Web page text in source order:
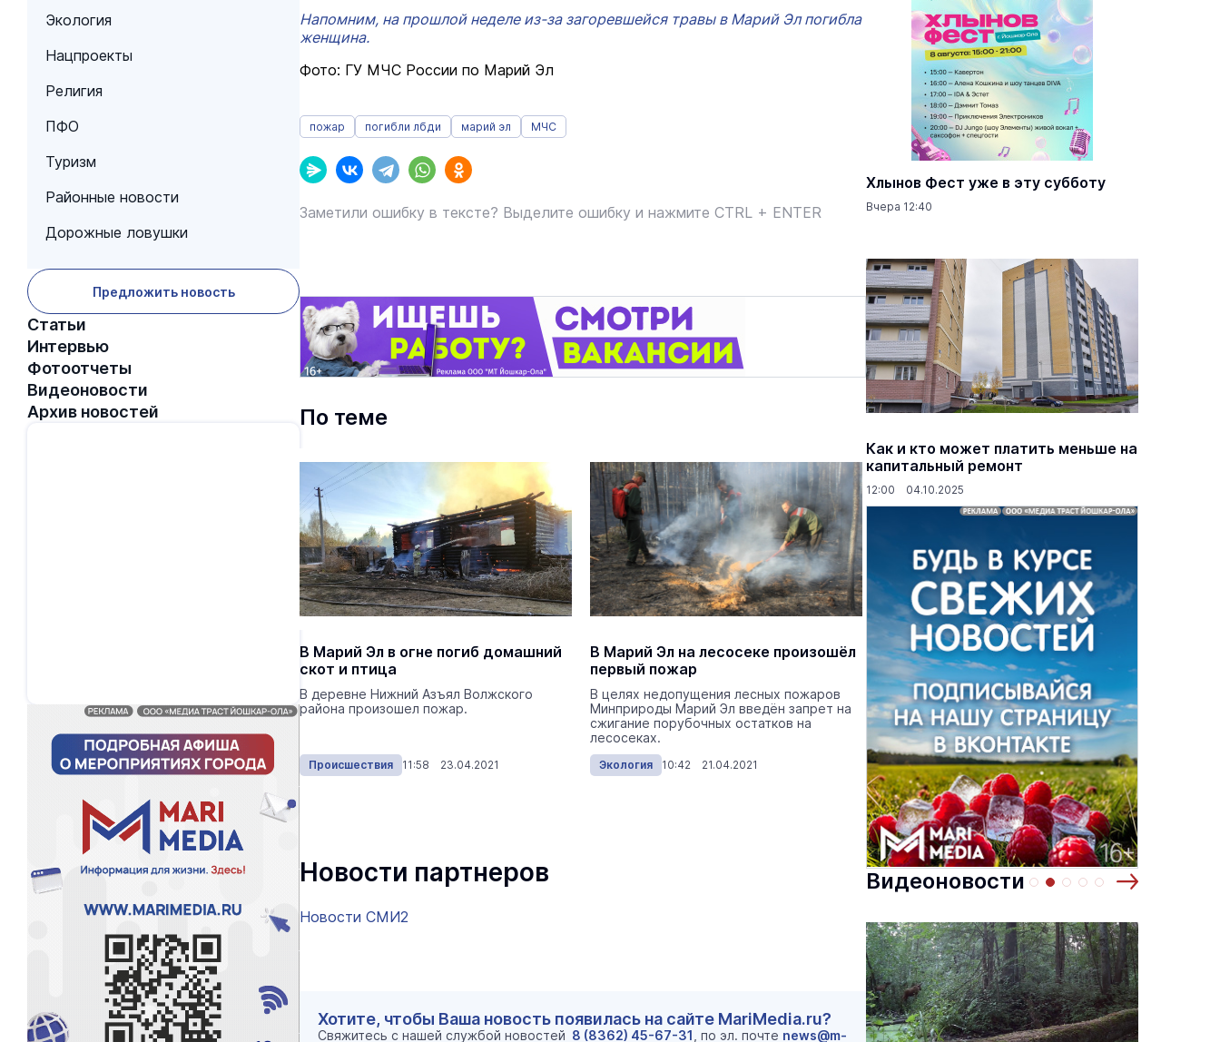
Экология
Нацпроекты
Религия
ПФО
Туризм
Районные новости
Дорожные ловушки
Предложить новость
Статьи
Интервью
Фотоотчеты
Видеоновости
Архив новостей
Напомним, на прошлой неделе из-за загоревшейся травы в Марий Эл погибла
женщина.
Фото: ГУ МЧС России по Марий Эл
пожар погибли лбди марий эл МЧС
Заметили ошибку в тексте? Выделите ошибку и нажмите CTRL + ENTER
По теме
В Марий Эл в огне погиб домашний
скот и птица
В деревне Нижний Азъял Волжского
района произошел пожар.
Происшествия 11:58 23.04.2021
В Марий Эл на лесосеке произошёл
первый пожар
В целях недопущения лесных пожаров
Минприроды Марий Эл введён запрет на
сжигание порубочных остатков на
лесосеках.
Экология 10:42 21.04.2021
Новости партнеров
Новости СМИ2
Хотите, чтобы Ваша новость появилась на сайте MariMedia.ru?
Свяжитесь с нашей службой новостей 8 (8362) 45-67-31 , по эл. почте news@m-
Хлынов Фест уже в эту субботу
Вчера 12:40
Как и кто может платить меньше на
капитальный ремонт
12:00 04.10.2025
Видеоновости